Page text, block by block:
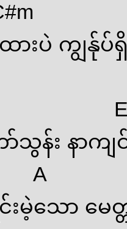
ားပဲ ကျွ
သွန်း နာက
A
းမဲ့သော မေ